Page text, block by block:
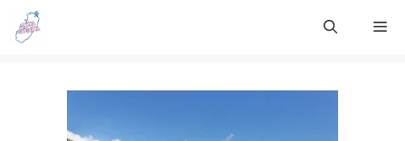
Skip